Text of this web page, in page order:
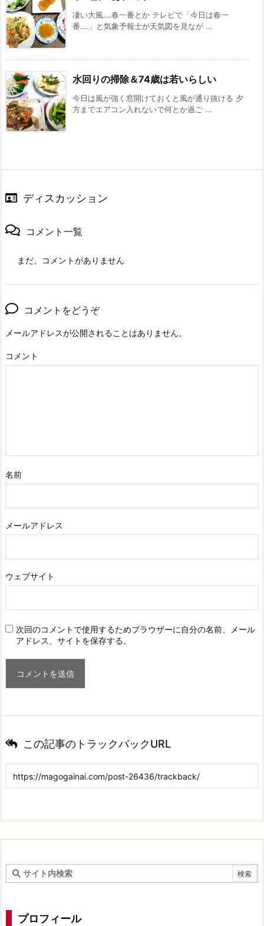
凄い大風‥‥春一番とか テレビで「今日は春一
番‥‥」と気象予報士が天気図を見なが ...
水回りの掃除＆74歳は若いらしい
今日は風が強く窓開けておくと風が通り抜ける 夕
方までエアコン入れないで何とか過ご ...
ディスカッション
コメント一覧
まだ、コメントがありません
コメントをどうぞ
メールアドレスが公開されることはありません。
コメント
名前
メールアドレス
ウェブサイト
次回のコメントで使用するためブラウザーに自分の名前、メール
アドレス、サイトを保存する。
この記事のトラックバックURL
プロフィール